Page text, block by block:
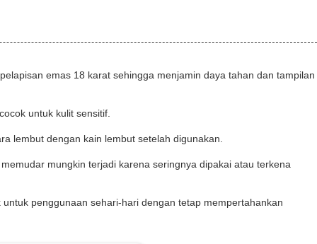
emas 18 karat sehingga menjamin daya tahan dan tampilan
untuk kulit sensitif.
lembut dengan kain lembut setelah digunakan.
mungkin terjadi karena seringnya dipakai atau terkena
penggunaan sehari-hari dengan tetap mempertahankan